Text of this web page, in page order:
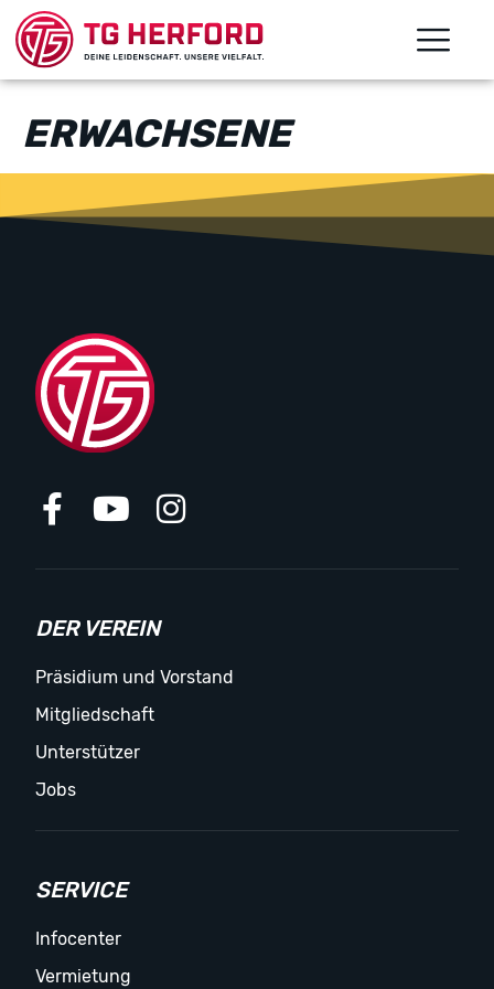
ERWACHSENE
DER VEREIN
Präsidium und Vorstand
Mitgliedschaft
Unterstützer
Jobs
SERVICE
Infocenter
Vermietung